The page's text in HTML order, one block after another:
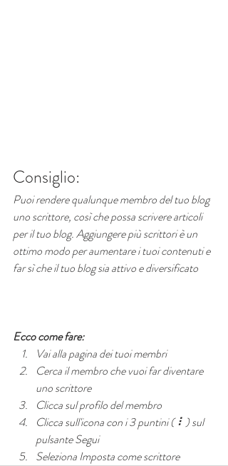
Consiglio:
Puoi rendere qualunque membro del tuo blog
uno scrittore, così che possa scrivere articoli
per il tuo blog. Aggiungere più scrittori è un
ottimo modo per aumentare i tuoi contenuti e
far sì che il tuo blog sia attivo e diversificato
Ecco come fare:
Vai alla pagina dei tuoi membri
Cerca il membro che vuoi far diventare
uno scrittore
Clicca sul profilo del membro
Clicca sull'icona con i 3 puntini ( ⠇) sul
pulsante Segui
Seleziona Imposta come scrittore